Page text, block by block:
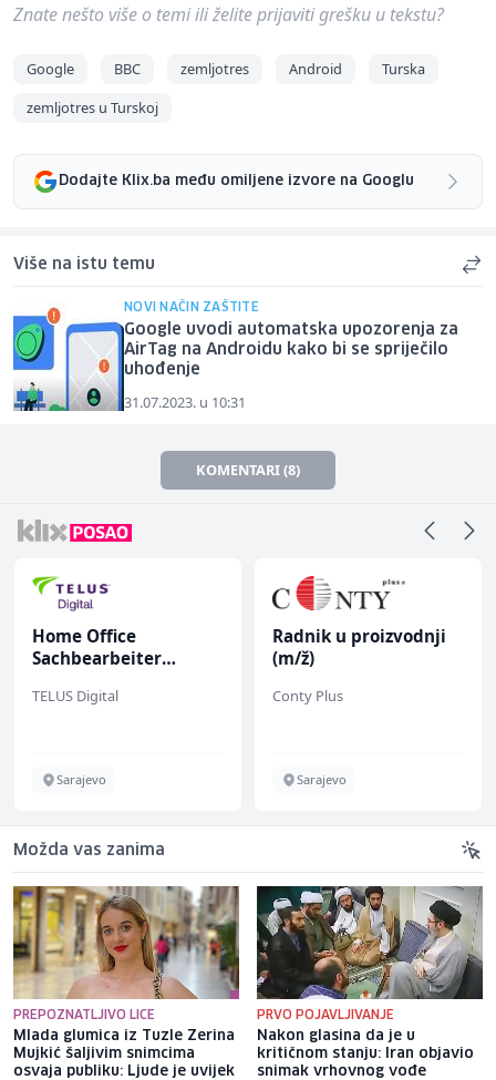
Znate nešto više o temi ili želite prijaviti grešku u tekstu?
Google BBC zemljotres Android
Turska
zemljotres u Turskoj
Dodajte Klix.ba među omiljene izvore na Googlu
Više na istu temu
NOVI NAČIN ZAŠTITE
Google uvodi automatska upozorenja za
AirTag na Androidu kako bi se spriječilo
uhođenje
31.07.2023. u 10:31
KOMENTARI (8)
Home Office
Sachbearbeiter
bekannten deutschen
TELUS Digital
Sarajevo
Radnik u proizvodnji
(m/ž)
Conty Plus
Sarajevo
Možda vas zanima
PREPOZNATLJIVO LICE
Mlada glumica iz Tuzle Zerina
Mujkić šaljivim snimcima
osvaja publiku: Ljude je uvijek
PRVO POJAVLJIVANJE
Nakon glasina da je u
kritičnom stanju: Iran objavio
snimak vrhovnog vođe